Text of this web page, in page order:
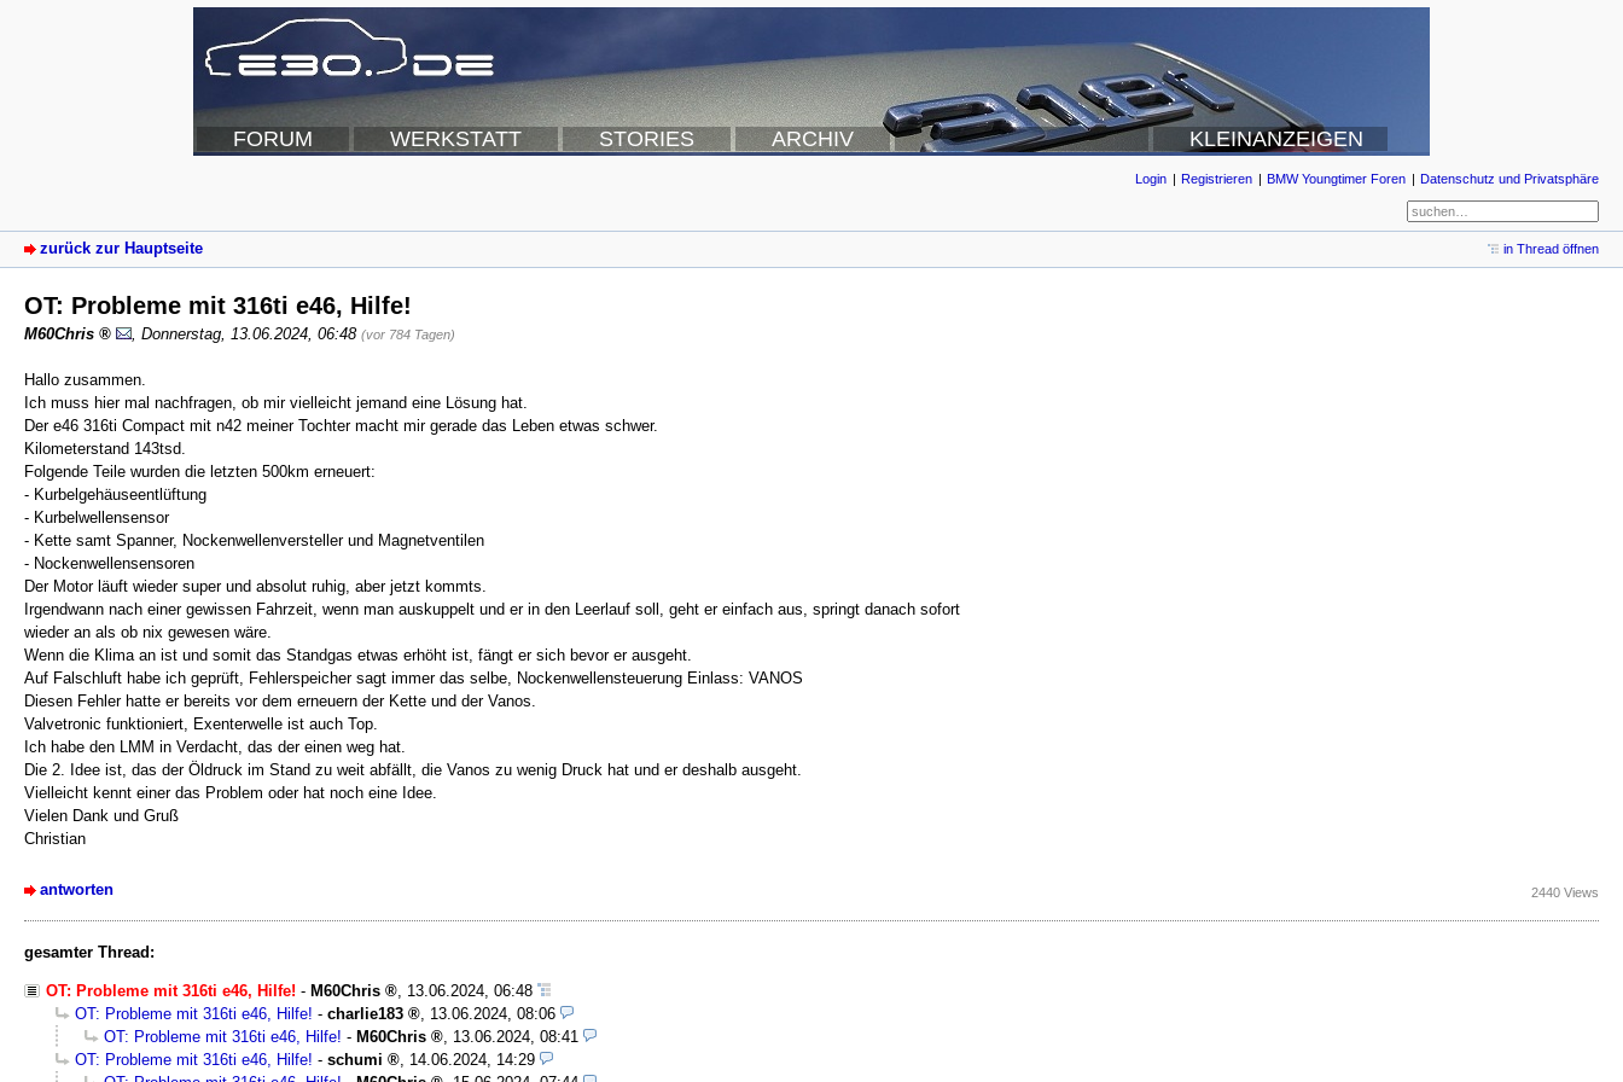
FORUM WERKSTATT STORIES ARCHIV KLEINANZEIGEN
Login Registrieren BMW Youngtimer Foren Datenschutz und Privatsphäre
zurück zur Hauptseite in Thread öffnen
OT: Probleme mit 316ti e46, Hilfe!
M60Chris Donnerstag, 13.06.2024, 06:48 (vor 784 Tagen)
Hallo zusammen.
Ich muss hier mal nachfragen, ob mir vielleicht jemand eine Lösung hat.
Der e46 316ti Compact mit n42 meiner Tochter macht mir gerade das Leben etwas schwer.
Kilometerstand 143tsd.
Folgende Teile wurden die letzten 500km erneuert:
- Kurbelgehäuseentlüftung
- Kurbelwellensensor
- Kette samt Spanner, Nockenwellenversteller und Magnetventilen
- Nockenwellensensoren
Der Motor läuft wieder super und absolut ruhig, aber jetzt kommts.
Irgendwann nach einer gewissen Fahrzeit, wenn man auskuppelt und er in den Leerlauf soll, geht er einfach aus, springt danach sofort
wieder an als ob nix gewesen wäre.
Wenn die Klima an ist und somit das Standgas etwas erhöht ist, fängt er sich bevor er ausgeht.
Auf Falschluft habe ich geprüft, Fehlerspeicher sagt immer das selbe, Nockenwellensteuerung Einlass: VANOS
Diesen Fehler hatte er bereits vor dem erneuern der Kette und der Vanos.
Valvetronic funktioniert, Exenterwelle ist auch Top.
Ich habe den LMM in Verdacht, das der einen weg hat.
Die 2. Idee ist, das der Öldruck im Stand zu weit abfällt, die Vanos zu wenig Druck hat und er deshalb ausgeht.
Vielleicht kennt einer das Problem oder hat noch eine Idee.
Vielen Dank und Gruß
Christian
antworten 2440 Views
gesamter Thread:
OT: Probleme mit 316ti e46, Hilfe! - M60Chris
13.06.2024, 06:48
OT: Probleme mit 316ti e46, Hilfe! - charlie183
13.06.2024, 08:06
OT: Probleme mit 316ti e46, Hilfe! - M60Chris
13.06.2024, 08:41
OT: Probleme mit 316ti e46, Hilfe! - schumi
14.06.2024, 14:29